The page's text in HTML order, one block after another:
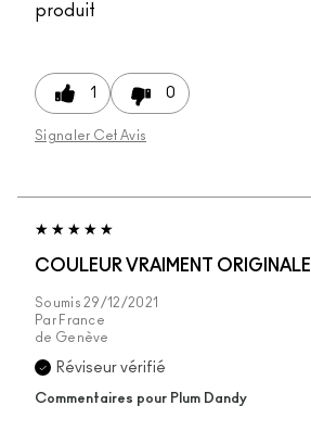
produit
1 0
Signaler Cet Avis
COULEUR VRAIMENT ORIGINALE
Soumis 29/12/2021
Par France
de Genève
Réviseur vérifié
Commentaires pour Plum Dandy